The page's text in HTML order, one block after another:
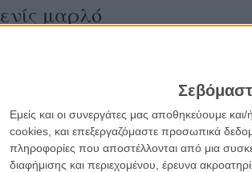
Εμείς και οι συνεργάτες μας αποθηκεύουμε
cookies, και επεξεργαζόμαστε προσωπικά
πληροφορίες που αποστέλλονται από μια
διαφήμισης και περιεχομένου, έρευνα
μαρλό
ΤΑΙΝΙΕΣ
κριτικές ταινιών.